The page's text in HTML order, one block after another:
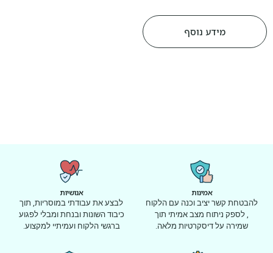
מידע נוסף
אמינות
להבטחת קשר יציב וכנה עם הלקוח
, לספק ניתוח מצב אמיתי תוך
שמירה על דיסקרטיות מלאה.
אנושיות
לבצע את עבודתי במוסריות, תוך
כיבוד השונות ובנחת ומבלי לפגוע
ברגשי הלקוח ועמיתיי למקצוע.